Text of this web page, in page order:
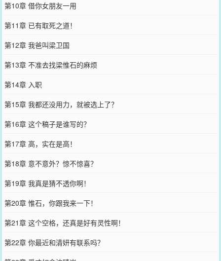
第10章 借你女朋友一用
第11章 已有取死之道！
第12章 我爸叫梁卫国
第13章 不准去找梁惟石的麻烦
第14章 入职
第15章 我都还没用力，就被选上了？
第16章 这个稿子是谁写的？
第17章 高，实在是高！
第18章 意不意外？惊不惊喜？
第19章 我真是猜不透你啊！
第20章 惟石，你跟我来一下！
第21章 这个空格，还真是好有灵性啊！
第22章 你最近和清妍有联系吗？